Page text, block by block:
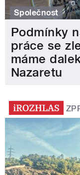
Společnost
Podmínky
práce se
máme
Nazaretu